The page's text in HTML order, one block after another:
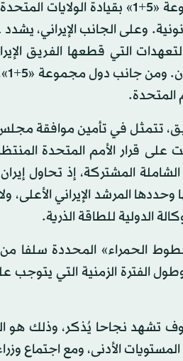
لم يوقع أي أحد على أي شيء حتى الآن، وذلك نظرا لأن دول
وعلى الجانب الإيراني، يشدد
التي قطعها الفريق
المتحدة.
تتمثل في تأمين موافقة
قرار الأمم المتحدة
المشتركة، إذ تحاول
المرشد الإيراني الأعلى،
الدولية للطاقة الذرية.
الحمراء» المحددة سلفا من
الفترة الزمنية التي يتوجب
تشهد نجاحا يُذكر، وذلك هو
على المستويات الأدنى، ومع